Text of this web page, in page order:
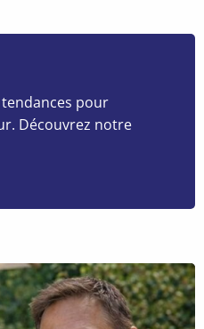
pour
Découvrez notre